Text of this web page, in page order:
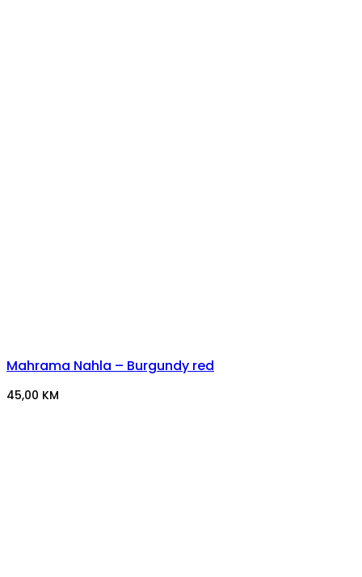
Mahrama Nahla – Burgundy red
45,00 KM